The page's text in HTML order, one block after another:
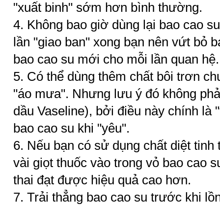
"xuất binh" sớm hơn bình thường.
4. Không bao giờ dùng lại bao cao
lần "giao ban" xong bạn nên vứt bỏ
bao cao su mới cho mỗi lần quan hệ.
5. Có thể dùng thêm chất bôi trơn
"áo mưa". Nhưng lưu ý đó không
dầu Vaseline), bởi điều này chính là
bao cao su khi "yêu".
6. Nếu bạn có sử dụng chất diệt tinh
vài giọt thuốc vào trong vỏ bao cao
thai đạt được hiệu quả cao hơn.
7. Trải thẳng bao cao su trước khi